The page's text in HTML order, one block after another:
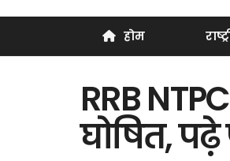
होम
RRB
घोषित, पढ़े